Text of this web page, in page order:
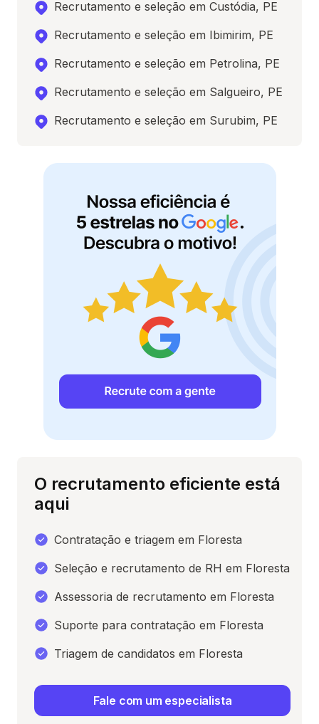
Recrutamento e seleção em Custódia, PE
Recrutamento e seleção em Ibimirim, PE
Recrutamento e seleção em Petrolina, PE
Recrutamento e seleção em Salgueiro, PE
Recrutamento e seleção em Surubim, PE
O recrutamento eficiente está
aqui
Contratação e triagem em Floresta
Seleção e recrutamento de RH em Floresta
Assessoria de recrutamento em Floresta
Suporte para contratação em Floresta
Triagem de candidatos em Floresta
Fale com um especialista